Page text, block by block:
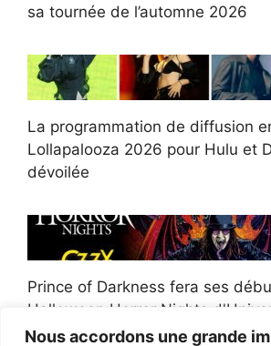
Nous accordons une grande
sa tournée de l’automne 2026
La programmation de diffusion
Lollapalooza 2026 pour Hulu et
dévoilée
Prince of Darkness fera ses
Halloween Horror Nights